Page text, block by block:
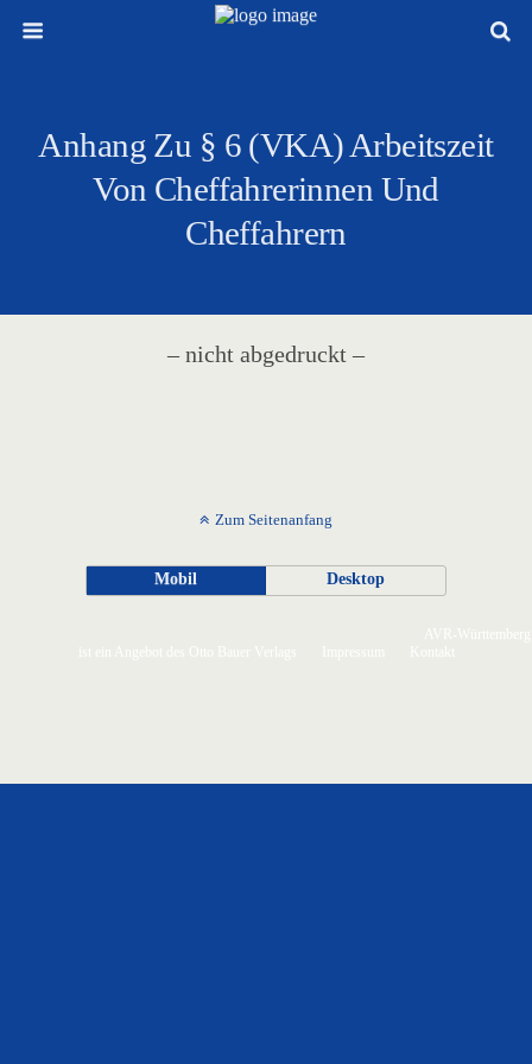
Anhang Zu § 6 (VKA) Arbeitszeit
Von Cheffahrerinnen Und
Cheffahrern
– nicht abgedruckt –
Zum Seitenanfang
Mobil Desktop
AVR-Württemberg
ist ein Angebot des Otto Bauer Verlags
Impressum